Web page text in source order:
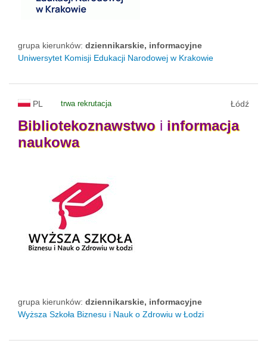
grupa kierunków: dziennikarskie, informacyjne
Uniwersytet Komisji Edukacji Narodowej w Krakowie
PL trwa rekrutacja Łódź
Bibliotekoznawstwo i informacja
naukowa
grupa kierunków: dziennikarskie, informacyjne
Wyższa Szkoła Biznesu i Nauk o Zdrowiu w Łodzi